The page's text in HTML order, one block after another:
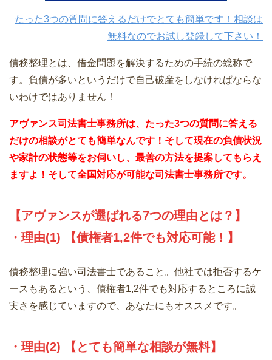
たった3つの質問に答えるだけでとても簡単です！相談は
無料なのでお試し登録して下さい！
債務整理とは、借金問題を解決するための手続の総称で
す。負債が多いというだけで自己破産をしなければならな
いわけではありません！
アヴァンス司法書士事務所は、 たった3つの質問に答える
だけの相談がとても簡単なんです！そして現在の負債状況
や家計の状態等をお伺いし、最善の方法を提案してもらえ
ますよ！そして全国対応が可能な司法書士事務所です。
【アヴァンスが選ばれる7つの理由とは？】
・理由(1) 【債権者1,2件でも対応可能！】
債務整理に強い司法書士であること。他社では拒否するケ
ースもあるという、債権者1,2件でも対応するところに誠
実さを感じていますので、あなたにもオススメです。
・理由(2) 【とても簡単な相談が無料】